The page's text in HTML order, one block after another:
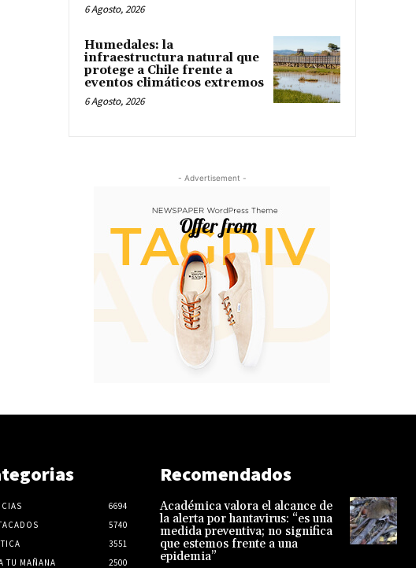
6 Agosto, 2026
Humedales: la
infraestructura natural que
protege a Chile frente a
eventos climáticos extremos
6 Agosto, 2026
- Advertisement -
6694
5740
3551
TU MAÑANA
2500
Recomendados
Académica valora el alcance de
la alerta por hantavirus: “es una
medida preventiva; no significa
que estemos frente a una
epidemia”